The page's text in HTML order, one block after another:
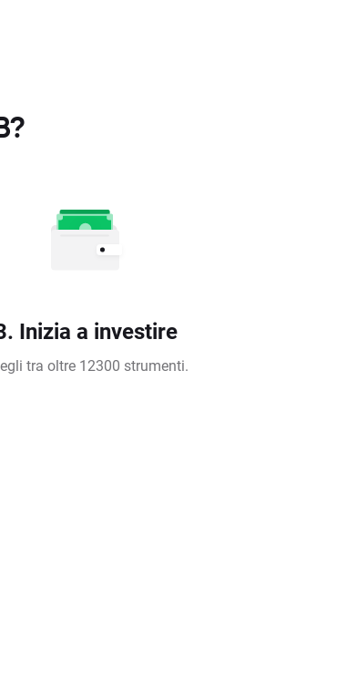
Inizia a investire
tra oltre 12300 strumenti.